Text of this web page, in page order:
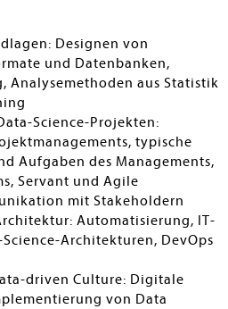
Designen von
und Datenbanken,
Analysemethoden aus Statistik
Science-Projekten:
typische
Aufgaben des Managements,
Servant und Agile
mit Stakeholdern
Automatisierung, IT-
Architekturen, DevOps
driven Culture: Digitale
von Data